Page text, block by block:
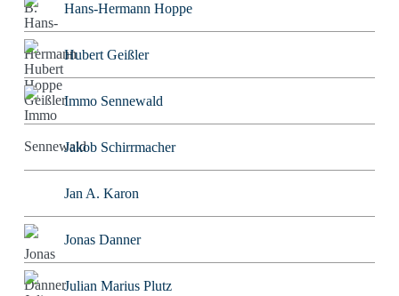
Hans-Hermann Hoppe
Hubert Geißler
Immo Sennewald
Jakob Schirrmacher
Jan A. Karon
Jonas Danner
Julian Marius Plutz